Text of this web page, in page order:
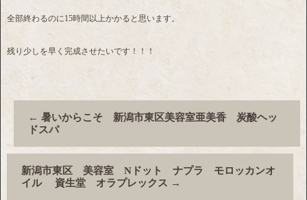
全部終わるのに15時間以上かかると思います。
残り少しを早く完成させたいです！！！
← 暑いからこそ 新潟市東区美容室亜美香 炭酸ヘッ
ドスパ
新潟市東区 美容室 Nドット ナプラ モロッカンオ
イル 資生堂 オラプレックス →